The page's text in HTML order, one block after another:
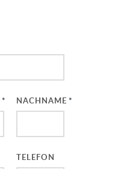
NACHNAME
TELEFON